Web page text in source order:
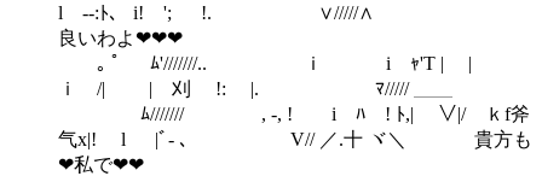
l ‐-:ﾄ、 i! '; !. ∨/////∧
良いわよ❤❤❤
｡ ゜ ﾑ'///////.. ｉ i ｬ'T | |
ｉ /| | 刈 !: |. ﾏ///// ＿＿
ﾑ/////// , -, ! i ﾊ ! ﾄ,| ∨|/ ｋf斧
气x|! l |ﾞ- ､ V// ／.十 ヾ＼ 貴方も
❤私で❤❤